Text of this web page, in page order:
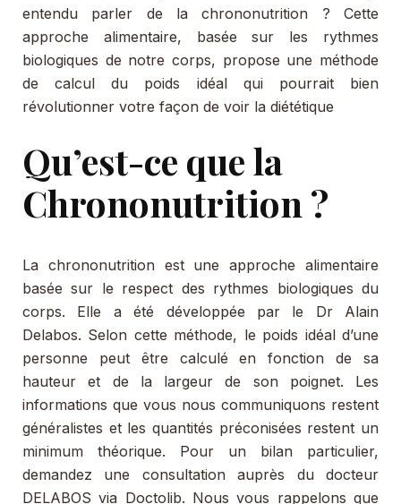
entendu parler de la chrononutrition ? Cette
approche alimentaire, basée sur les rythmes
biologiques de notre corps, propose une méthode
de calcul du poids idéal qui pourrait bien
révolutionner votre façon de voir la diététique
Qu’est-ce que la
Chrononutrition ?
La chrononutrition est une approche alimentaire
basée sur le respect des rythmes biologiques du
corps. Elle a été développée par le Dr Alain
Delabos. Selon cette méthode, le poids idéal d’une
personne peut être calculé en fonction de sa
hauteur et de la largeur de son poignet. Les
informations que vous nous communiquons restent
généralistes et les quantités préconisées restent un
minimum théorique. Pour un bilan particulier,
demandez une consultation auprès du docteur
DELABOS via Doctolib. Nous vous rappelons que